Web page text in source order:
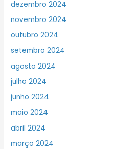
dezembro 2024
novembro 2024
outubro 2024
setembro 2024
agosto 2024
julho 2024
junho 2024
maio 2024
abril 2024
março 2024